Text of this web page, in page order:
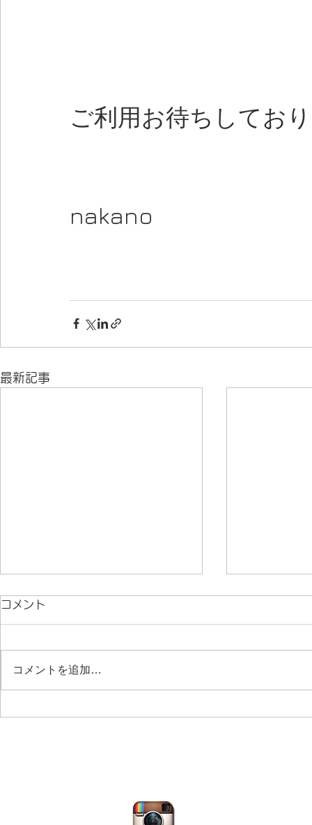
ご利用お待ちしてお
nakano
最新記事
無料什器/回る丸椅子をご紹
◯無料レン
コメント
コメントを追加…